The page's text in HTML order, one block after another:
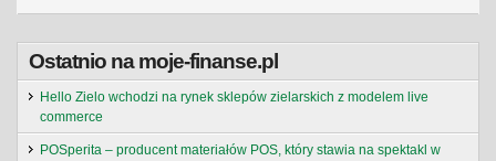
Ostatnio na moje-finanse.pl
Hello Zielo wchodzi na rynek sklepów zielarskich z modelem live
commerce
POSperita – producent materiałów POS, który stawia na spektakl w